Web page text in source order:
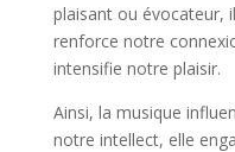
plaisant ou évocateur,
renforce notre
intensifie notre plaisir.
Ainsi, la musique
notre intellect, elle